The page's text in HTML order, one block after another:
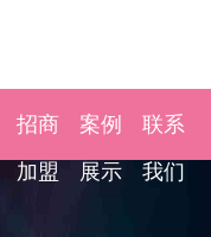
招商
加盟
案例
展示
联系
我们